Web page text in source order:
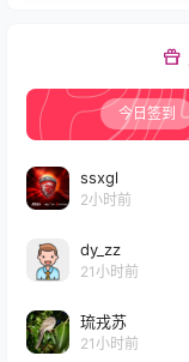
今日签到
ssxgl
2小时前
dy_zz
21小时前
琉戎苏
21小时前